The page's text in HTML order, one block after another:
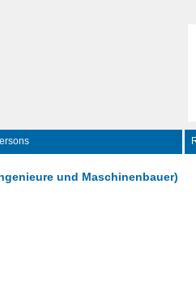
und Maschinenbauer)